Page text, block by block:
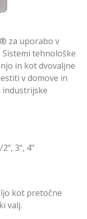
za uporabo v
tehnološke
in kot dvovaljne
v domove in
industrijske
3", 4"
kot pretočne
valj.